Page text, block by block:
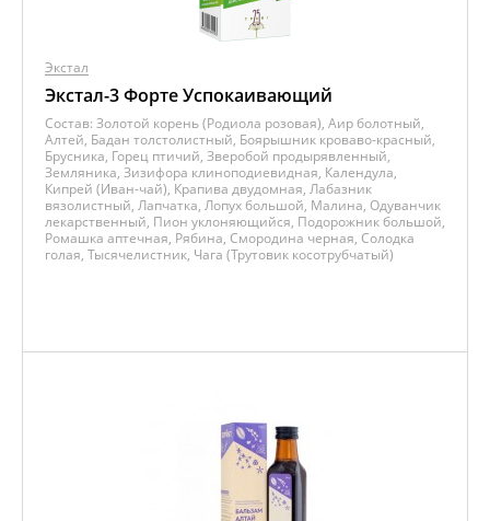
Экстал
Экстал-3 Форте Успокаивающий
Состав: Золотой корень (Родиола розовая), Аир болотный,
Алтей, Бадан толстолистный, Боярышник кроваво-красный,
Брусника, Горец птичий, Зверобой продырявленный,
Земляника, Зизифора клиноподиевидная, Календула,
Кипрей (Иван-чай), Крапива двудомная, Лабазник
вязолистный, Лапчатка, Лопух большой, Малина, Одуванчик
лекарственный, Пион уклоняющийся, Подорожник большой,
Ромашка аптечная, Рябина, Смородина черная, Солодка
голая, Тысячелистник, Чага (Трутовик косотрубчатый)